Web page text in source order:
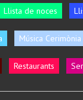
Llista de noces
Música Cerimònia
Restaurants